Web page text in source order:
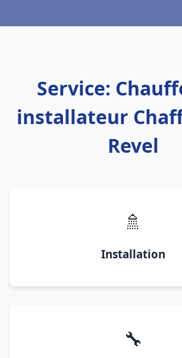
Service:
installateur
Revel
🚿
Installation
🔧